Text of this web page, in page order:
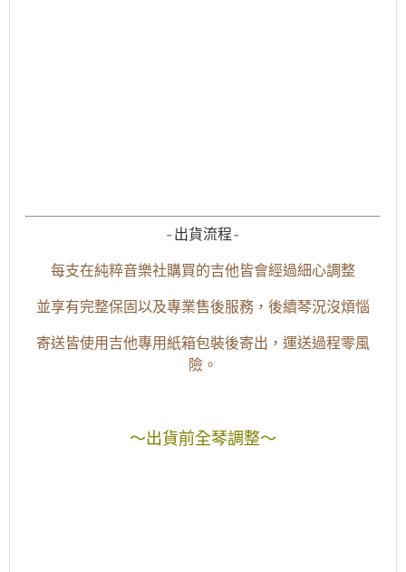
-出貨流程-
每支在純粹音樂社購買的吉他皆會經過細心調整
並享有完整保固以及專業售後服務，後續琴況沒煩惱
寄送皆使用吉他專用紙箱包裝後寄出，運送過程零風
險。
～出貨前全琴調整～